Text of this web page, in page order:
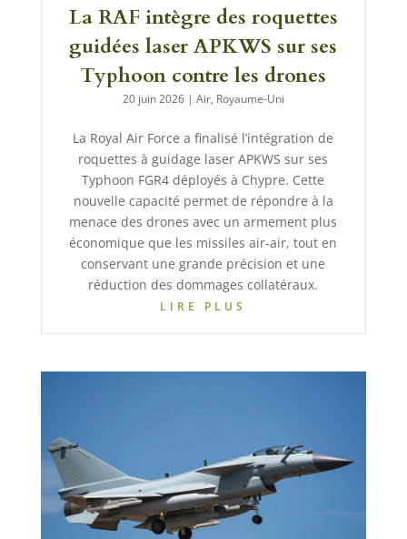
La RAF intègre des roquettes
guidées laser APKWS sur ses
Typhoon contre les drones
20 juin 2026| Air, Royaume-Uni
La Royal Air Force a finalisé l’intégration de
roquettes à guidage laser APKWS sur ses
Typhoon FGR4 déployés à Chypre. Cette
nouvelle capacité permet de répondre à la
menace des drones avec un armement plus
économique que les missiles air-air, tout en
conservant une grande précision et une
réduction des dommages collatéraux.
LIRE PLUS